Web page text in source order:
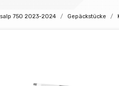
750 2023-2024 Gepäckstücke